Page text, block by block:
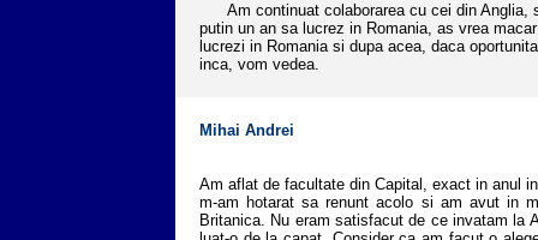
Am continuat colaborarea cu cei din Anglia,
putin un an sa lucrez in Romania, as vrea
lucrezi in Romania si dupa acea, daca
inca, vom vedea.
Mihai Andrei
Am aflat de facultate din Capital, exact in anul
m-am hotarat sa renunt acolo si am avut in
Britanica. Nu eram satisfacut de ce invatam la